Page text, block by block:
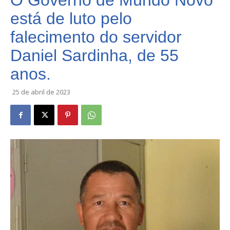
está de luto pelo
falecimento do servidor
Daniel Sardinha, de 55
anos.
25 de abril de 2023